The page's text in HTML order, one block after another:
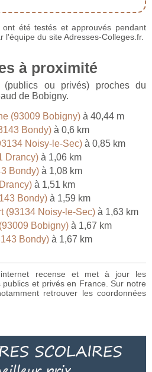
ont été testés et approuvés pendant
l'équipe du site Adresses-Colleges.fr.
à proximité
(publics ou privés) proches du
de Bobigny.
(93009 Bobigny) à 40,44 m
Bondy) à 0,6 km
Noisy-le-Sec) à 0,85 km
Drancy) à 1,06 km
Bondy) à 1,08 km
à 1,51 km
Bondy) à 1,59 km
(93134 Noisy-le-Sec) à 1,63 km
Bobigny) à 1,67 km
Bondy) à 1,67 km
recense et met à jour les
et privés en France. Sur notre
retrouver les coordonnées